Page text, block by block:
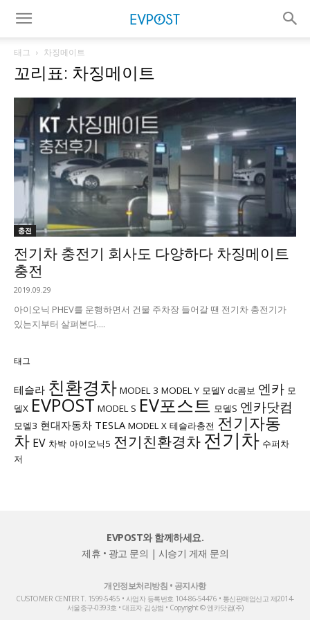
태그 차징메이트
꼬리표: 차징메이트
충전
전기차 충전기 회사도 다양하다 차징메이트
충전
2019.09.29
아이오닉 PHEV를 운행하면서 건물 주차장 들어갈 땐 전기차 충전기가
있는지부터 살펴본다....
태그
테슬라 친환경차 MODEL 3 MODEL Y 모델Y dc콤보 엔카 모
델X EVPOST MODEL S EV포스트 모델S 엔카닷컴
모델3 현대자동차 TESLA MODEL X 테슬라충전 전기자동
차 EV 차박 아이오닉5 전기친환경차 전기차 수퍼차
저
EVPOST와 함께하세요.
제휴 • 광고 문의 | 시승기 게재 문의
개인정보처리방침 • 공지사항
CUSTOMER CENTER T. 1599-5455 • 사업자 등록번호 104-86-54476 • 통신판매업신고 제2014-
서울중구-0393호 • 대표자 김상범 • Copyright © 엔카닷컴(주)